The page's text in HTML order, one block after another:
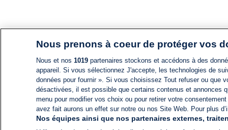
Nous prenons à coeur de protéger vos
Nous et nos 1019partenaires stockons et accédons à des
appareil. Si vous sélectionnez J'accepte, les technologies de
données pour fournir ». Si vous choisissez Tout refuser ou
désactivées, il est possible que certains contenus et annonces
menu pour modifier vos choix ou pour retirer votre
avez fait aurons un effet sur notre ou nos Site Web. Pour plus
Nos équipes ainsi que nos partenaires externes,